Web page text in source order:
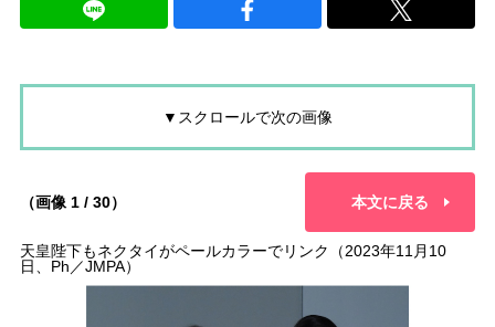
▼スクロールで次の画像
（画像 1 / 30） 本文に戻る
天皇陛下もネクタイがペールカラーでリンク（2023年11月10
日、Ph／JMPA）